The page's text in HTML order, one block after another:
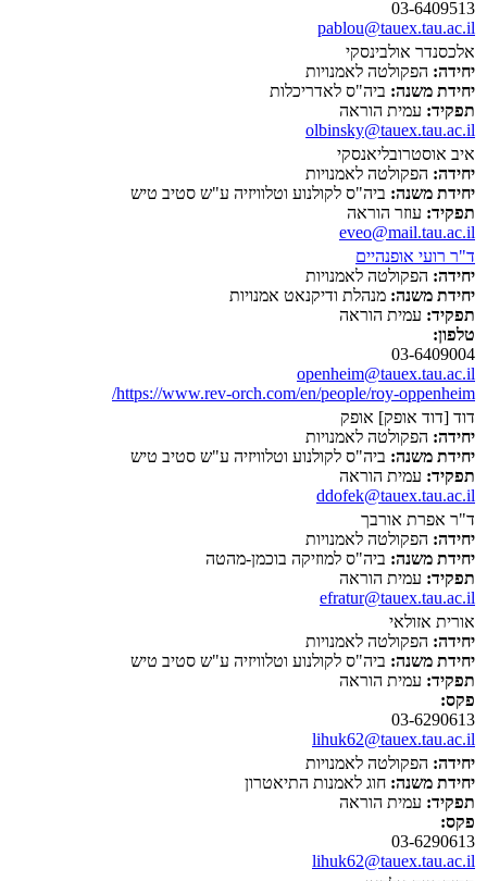
03-6409513
pablou@tauex.tau.ac.il
אלכסנדר אולבינסקי
יחידה: הפקולטה לאמנויות
יחידת משנה: ביה"ס לאדריכלות
תפקיד: עמית הוראה
olbinsky@tauex.tau.ac.il
איב אוסטרובליאנסקי
יחידה: הפקולטה לאמנויות
יחידת משנה: ביה"ס לקולנוע וטלוויזיה ע"ש סטיב טיש
תפקיד: עוזר הוראה
eveo@mail.tau.ac.il
ד"ר רועי אופנהיים
יחידה: הפקולטה לאמנויות
יחידת משנה: מנהלת ודיקנאט אמנויות
תפקיד: עמית הוראה
טלפון:
03-6409004
openheim@tauex.tau.ac.il
https://www.rev-orch.com/en/people/roy-oppenheim/
דוד [דוד אופק] אופק
יחידה: הפקולטה לאמנויות
יחידת משנה: ביה"ס לקולנוע וטלוויזיה ע"ש סטיב טיש
תפקיד: עמית הוראה
ddofek@tauex.tau.ac.il
ד"ר אפרת אורבך
יחידה: הפקולטה לאמנויות
יחידת משנה: ביה"ס למוזיקה בוכמן-מהטה
תפקיד: עמית הוראה
efratur@tauex.tau.ac.il
אורית אזולאי
יחידה: הפקולטה לאמנויות
יחידת משנה: ביה"ס לקולנוע וטלוויזיה ע"ש סטיב טיש
תפקיד: עמית הוראה
פקס:
03-6290613
lihuk62@tauex.tau.ac.il
יחידה: הפקולטה לאמנויות
יחידת משנה: חוג לאמנות התיאטרון
תפקיד: עמית הוראה
פקס:
03-6290613
lihuk62@tauex.tau.ac.il